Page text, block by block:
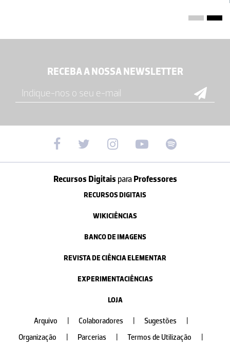
RECEBA A NOSSA NEWSLETTER
Recursos Digitais paraProfessores
RECURSOS DIGITAIS
WIKICIÊNCIAS
BANCO DE IMAGENS
REVISTA DE CIÊNCIA ELEMENTAR
EXPERIMENTACIÊNCIAS
LOJA
Arquivo Colaboradores Sugestões
Organização
Parcerias Termos de Utilização